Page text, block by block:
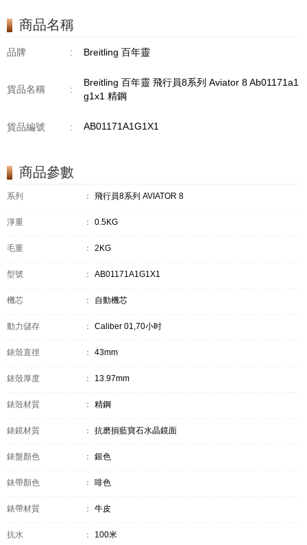
商品名稱
品牌 : Breitling 百年靈
貨品名稱 :
Breitling 百年靈 飛行員8系列 Aviator 8 Ab01171a1
g1x1 精鋼
貨品編號 : AB01171A1G1X1
商品參數
系列 ： 飛行員8系列 AVIATOR 8
淨重 ： 0.5KG
毛重 ： 2KG
型號 ： AB01171A1G1X1
機芯 ： 自動機芯
動力儲存 ： Caliber 01,70小时
錶殼直徑 ： 43mm
錶殼厚度 ： 13.97mm
錶殼材質 ： 精鋼
錶鏡材質 ： 抗磨損藍寶石水晶鏡面
錶盤顏色 ： 銀色
錶帶顏色 ： 啡色
錶帶材質 ： 牛皮
抗水 ： 100米